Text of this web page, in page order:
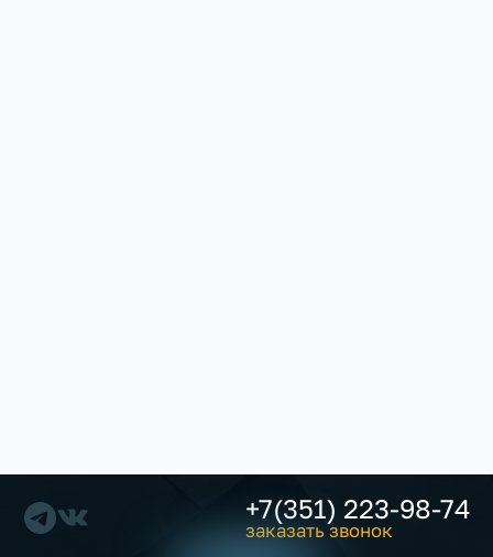
+7(351) 223-98-74
заказать звонок